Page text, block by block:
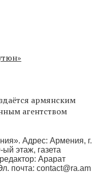
армянским
агентством
Адрес: Армения, г.
этаж, газета
Арарат
почта: contact@ra.am